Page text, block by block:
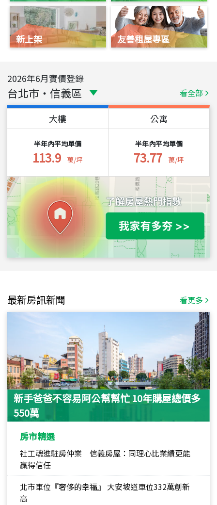
新上架 友善租屋專區
2026年6月實價登錄
台北市 ・ 信義區 看全部
大樓
半年內平均單價
113.9 萬/坪
公寓
半年內平均單價
73.77 萬/坪
最新房訊新聞 看更多
新手爸爸不容易阿公幫幫忙 10年購屋總價多
550萬
房市精選
社工魂進駐房仲業 信義房屋：同理心比業績更能
贏得信任
北市車位『奢侈的幸福』 大安坡道車位332萬創新
高